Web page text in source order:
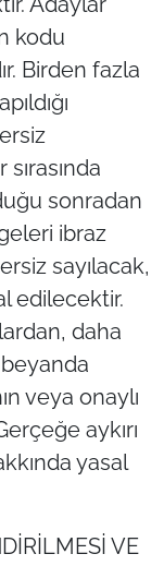
kodu
Birden fazla
sonradan
ibraz
sayılacak,
edilecektir.
daha
veya onaylı
aykırı
yasal
VE